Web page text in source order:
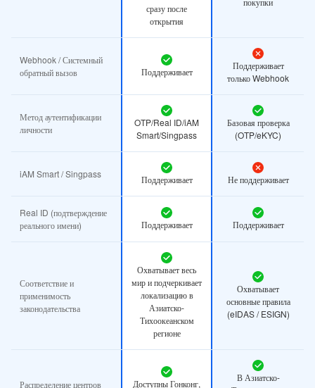
сразу после
открытия
Webhook / Системный
обратный вызов
Поддерживает
Поддерживает
только Webhook
Метод аутентификации
личности
OTP/Real ID/iAM
Smart/Singpass
Базовая проверка
(OTP/eKYC)
iAM Smart / Singpass Поддерживает Не поддерживает
Real ID (подтверждение
реального имени)
Поддерживает Поддерживает
Соответствие и
применимость
законодательства
Охватывает весь
мир и подчеркивает
локализацию в
Азиатско-
Тихоокеанском
регионе
Охватывает
основные правила
(eIDAS / ESIGN)
Распределение центров Доступны Гонконг,
В Азиатско-